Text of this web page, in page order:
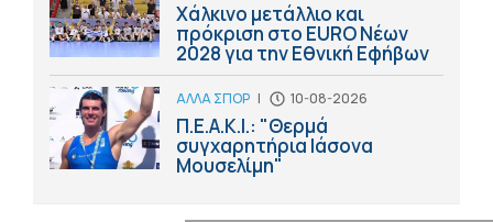
Χάλκινο μετάλλιο και
πρόκριση στο ΕURO Nέων
2028 για την Εθνική Εφήβων
ΑΛΛΑ ΣΠΟΡ | 10-08-2026
Π.Ε.Α.Κ.Ι.: "Θερμά
συγχαρητήρια Ιάσονα
Μουσελίμη"